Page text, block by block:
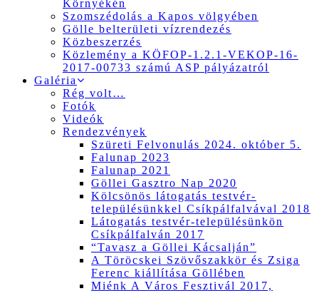
Környékén
Szomszédolás a Kapos völgyében
Gölle belterületi vízrendezés
Közbeszerzés
Közlemény a KÖFOP-1.2.1-VEKOP-16-
2017-00733 számú ASP pályázatról
Galéria
Rég volt…
Fotók
Videók
Rendezvények
Szüreti Felvonulás 2024. október 5.
Falunap 2023
Falunap 2021
Göllei Gasztro Nap 2020
Kölcsönös látogatás testvér-
településünkkel Csíkpálfalvával 2018
Látogatás testvér-településünkön
Csíkpálfalván 2017
“Tavasz a Göllei Kácsalján”
A Töröcskei Szövőszakkör és Zsiga
Ferenc kiállítása Göllében
Miénk A Város Fesztivál 2017,